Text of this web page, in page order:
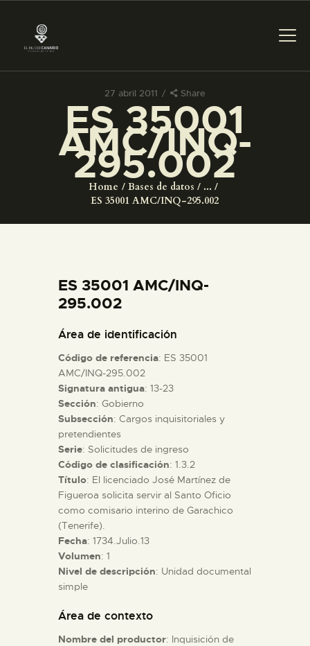
27 abril 2011 Share
ES 35001
AMC/INQ-
295.002
Home Bases de datos
...
ES 35001 AMC/INQ-295.002
PREPARAR LA VISITA
ACTIVIDADES
COLECCIONES
ESPAÑOL
PREPARAR LA VISITA
ACTIVIDADES
█
EL MUSEO
COLECCIONES
DIDÁCTICA
ES 35001 AMC/INQ-
295.002
Área de identificación
Código de referencia: ES 35001
AMC/INQ-295.002
Signatura antigua: 13-23
Sección: Gobierno
Subsección: Cargos inquisitoriales y
pretendientes
Serie: Solicitudes de ingreso
Código de clasificación: 1.3.2
Título: El licenciado José Martínez de
Figueroa solicita servir al Santo Oficio
como comisario interino de Garachico
(Tenerife).
Fecha: 1734.Julio.13
Volumen: 1
Nivel de descripción: Unidad documental
simple
Área de contexto
Nombre del productor: Inquisición de